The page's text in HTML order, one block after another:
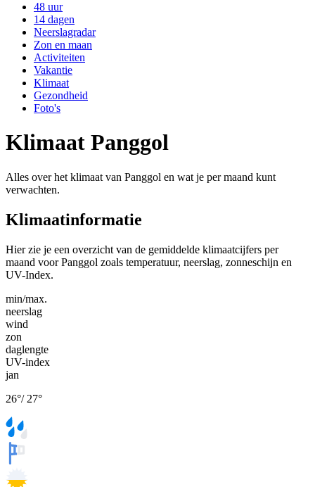
48 uur
14 dagen
Neerslagradar
Zon en maan
Activiteiten
Vakantie
Klimaat
Gezondheid
Foto's
Klimaat Panggol
Alles over het klimaat van Panggol en wat je per maand kunt
verwachten.
Klimaatinformatie
Hier zie je een overzicht van de gemiddelde klimaatcijfers per
maand voor Panggol zoals temperatuur, neerslag, zonneschijn en
UV-Index.
min/max.
neerslag
wind
zon
daglengte
UV-index
jan
26°/ 27°